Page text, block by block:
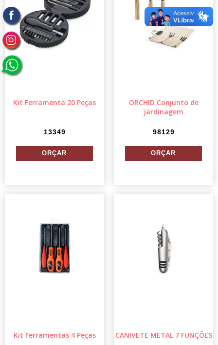
Kit Ferramenta 20 Peças
13349
ORCHID Conjunto de
jardinagem
98129
Kit Ferramentas 4 Peças CANIVETE METAL 7 FUNÇÕES